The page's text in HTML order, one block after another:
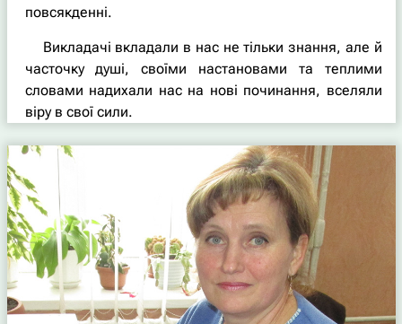
повсякденні.
Викладачі вкладали в нас не тільки знання, але й
часточку душі, своїми настановами та теплими
словами надихали нас на нові починання, вселяли
віру в свої сили.